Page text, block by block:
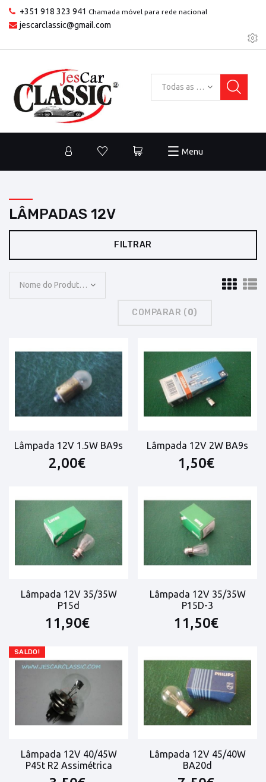
+351 918 323 941 Chamada móvel para rede nacional
jescarclassic@gmail.com
Todas as categorias
Menu
LÂMPADAS 12V
FILTRAR
Nome do Produto: A a Z
COMPARAR (0)
Lâmpada 12V 1.5W BA9s
2,00€
Lâmpada 12V 2W BA9s
1,50€
Lâmpada 12V 35/35W
P15d
11,90€
Lâmpada 12V 35/35W
P15D-3
11,50€
SALDO!
Lâmpada 12V 40/45W
P45t R2 Assimétrica
Lâmpada 12V 45/40W
BA20d